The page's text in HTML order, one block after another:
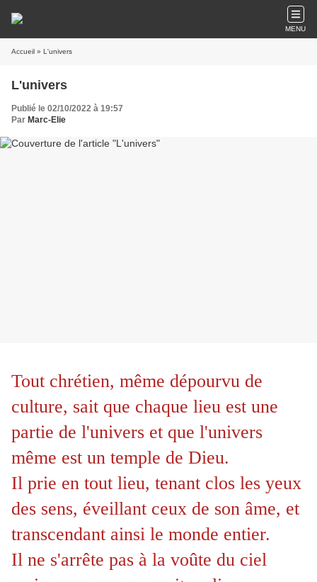
MENU
Accueil » L'univers
L'univers
Publié le 02/10/2022 à 19:57
Par Marc-Elie
Tout chrétien, même dépourvu de
culture, sait que chaque lieu est une
partie de l'univers et que l'univers
même est un temple de Dieu.
Il prie en tout lieu, tenant clos les yeux
des sens, éveillant ceux de son âme, et
transcendant ainsi le monde entier.
Il ne s'arrête pas à la voûte du ciel